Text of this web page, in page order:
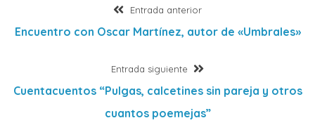
de
Entrada anteriorEntrada
anterior:
Encuentro con Oscar Martínez, autor de «Umbrales»
Entrada siguiente
Entrada
siguiente:
Cuentacuentos “Pulgas, calcetines sin pareja y otros
cuantos poemejas”